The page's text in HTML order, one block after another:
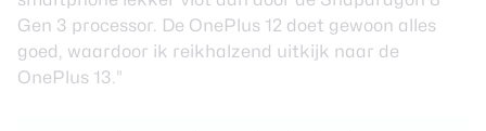
Gen 3 processor. De OnePlus 12 doet gewoon alles
goed, waardoor ik reikhalzend uitkijk naar de
OnePlus 13.”